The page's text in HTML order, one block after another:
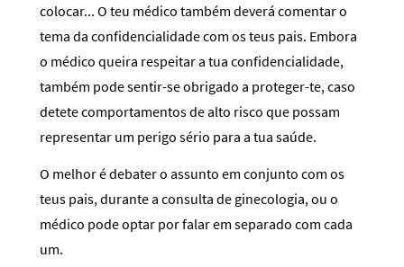
colocar... O teu médico também deverá comentar o
tema da confidencialidade com os teus pais. Embora
o médico queira respeitar a tua confidencialidade,
também pode sentir-se obrigado a proteger-te, caso
detete comportamentos de alto risco que possam
representar um perigo sério para a tua saúde.
O melhor é debater o assunto em conjunto com os
teus pais, durante a consulta de ginecologia, ou o
médico pode optar por falar em separado com cada
um.